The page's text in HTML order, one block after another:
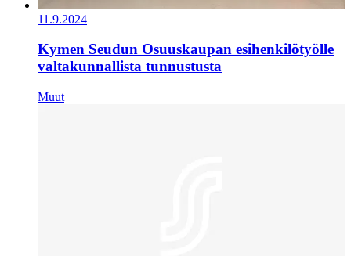
11.9.2024
Kymen Seudun Osuuskaupan esihenkilötyölle
valtakunnallista tunnustusta
Muut